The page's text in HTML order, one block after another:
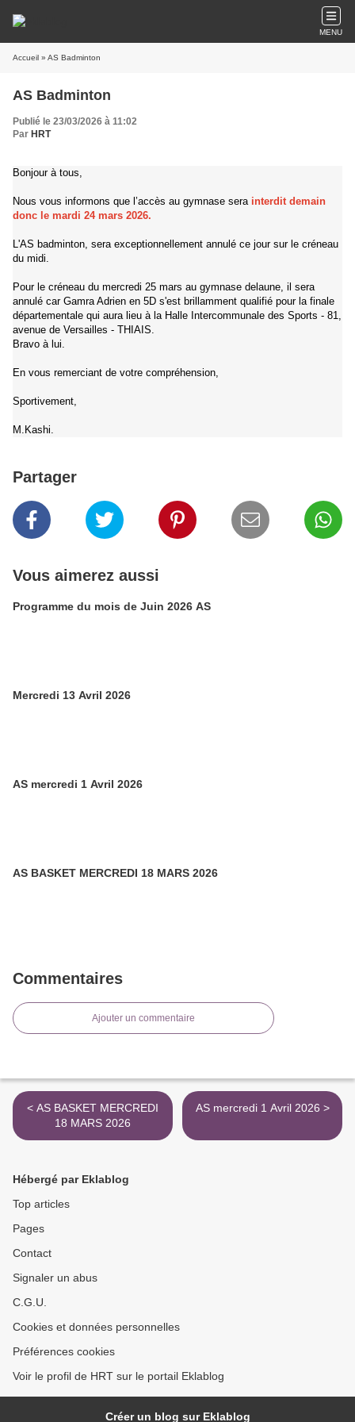
MENU
Accueil » AS Badminton
AS Badminton
Publié le 23/03/2026 à 11:02
Par HRT
Bonjour à tous,
Nous vous informons que l’accès au gymnase sera interdit demain
donc le mardi 24 mars 2026.
L'AS badminton, sera exceptionnellement annulé ce jour sur le créneau
du midi.
Pour le créneau du mercredi 25 mars au gymnase delaune, il sera
annulé car Gamra Adrien en 5D s'est brillamment qualifié pour la finale
départementale qui aura lieu à la Halle Intercommunale des Sports - 81,
avenue de Versailles - THIAIS.
Bravo à lui.
En vous remerciant de votre compréhension,
Sportivement,
M.Kashi.
Partager
Vous aimerez aussi
Programme du mois de Juin 2026 AS
Mercredi 13 Avril 2026
AS mercredi 1 Avril 2026
AS BASKET MERCREDI 18 MARS 2026
Commentaires
Ajouter un commentaire
< AS BASKET MERCREDI
18 MARS 2026
AS mercredi 1 Avril 2026 >
Hébergé par Eklablog
Top articles
Pages
Contact
Signaler un abus
C.G.U.
Cookies et données personnelles
Préférences cookies
Voir le profil de HRT sur le portail Eklablog
Créer un blog sur Eklablog